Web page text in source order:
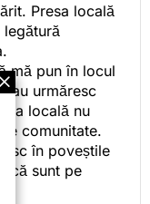
Presa locală
mă pun în locul
urmăresc
locală nu
comunitate.
în poveștile
că sunt pe